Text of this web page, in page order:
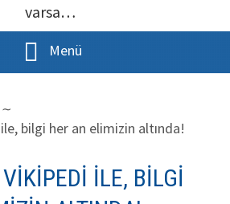
varsa…
Menü
bilgi her an elimizin altında!
ILE, BILGI